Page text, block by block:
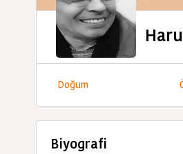
Doğum
Biyografi